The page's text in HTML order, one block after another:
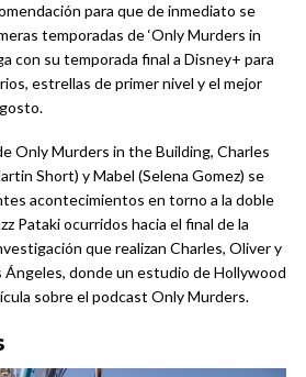
para que de inmediato se
temporadas de ‘Only Murders in
con su temporada final a Disney+ para
estrellas de primer nivel y el mejor
Only Murders in the Building, Charles
Short) y Mabel (Selena Gomez) se
acontecimientos en torno a la doble
Pataki ocurridos hacia el final de la
que realizan Charles, Oliver y
Ángeles, donde un estudio de Hollywood
sobre el podcast Only Murders.